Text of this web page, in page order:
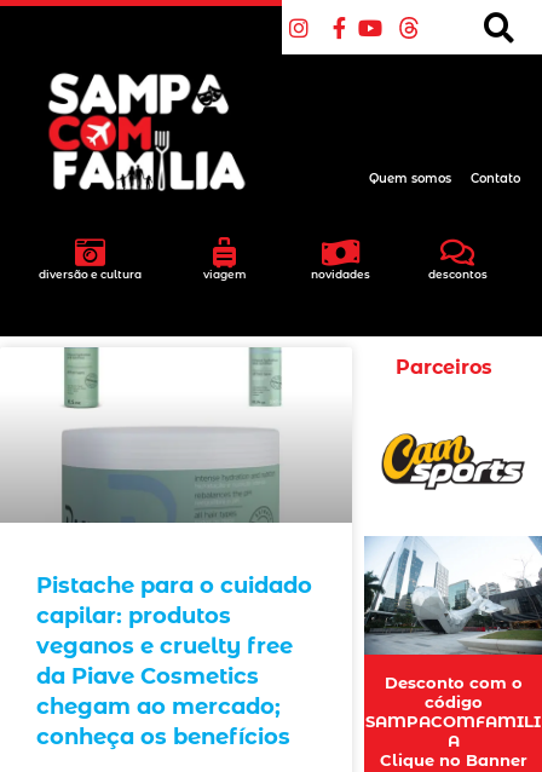
diversão e cultura viagem novidades descontos
Quem somos Contato
Pistache para o cuidado
capilar: produtos
veganos e cruelty free
da Piave Cosmetics
chegam ao mercado;
conheça os benefícios
Parceiros
Desconto com o
código
SAMPACOMFAMILI
A
Clique no Banner